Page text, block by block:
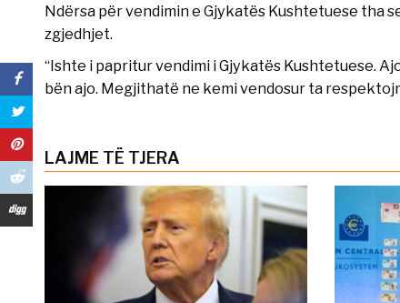
Ndërsa për vendimin e Gjykatës Kushtetuese tha
zgjedhjet.
“Ishte i papritur vendimi i Gjykatës Kushtetuese.
bën ajo. Megjithatë ne kemi vendosur ta
LAJME TË TJERA